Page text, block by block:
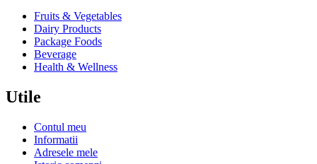
Fruits & Vegetables
Dairy Products
Package Foods
Beverage
Health & Wellness
Utile
Contul meu
Informatii
Adresele mele